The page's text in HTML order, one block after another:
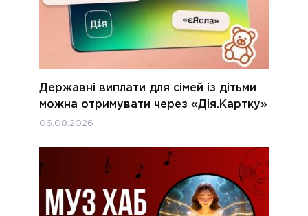
Державні виплати для сімей із дітьми
можна отримувати через «Дія.Картку»
06.08.2026